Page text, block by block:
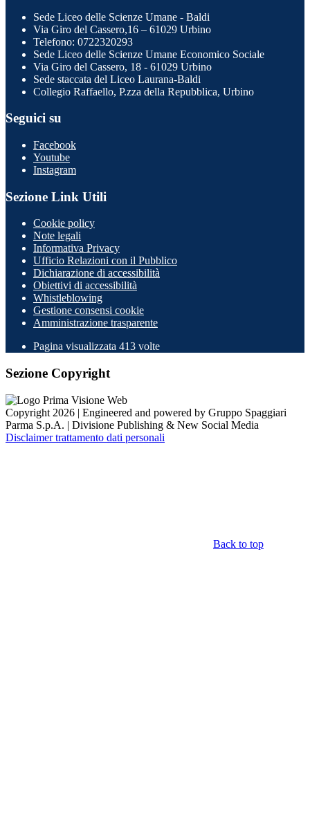
Sede Liceo delle Scienze Umane - Baldi
Via Giro del Cassero,16 – 61029 Urbino
Telefono: 0722320293
Sede Liceo delle Scienze Umane Economico Sociale
Via Giro del Cassero, 18 - 61029 Urbino
Sede staccata del Liceo Laurana-Baldi
Collegio Raffaello, P.zza della Repubblica, Urbino
Seguici su
Facebook
Youtube
Instagram
Sezione Link Utili
Cookie policy
Note legali
Informativa Privacy
Ufficio Relazioni con il Pubblico
Dichiarazione di accessibilità
Obiettivi di accessibilità
Whistleblowing
Gestione consensi cookie
Amministrazione trasparente
Pagina visualizzata 413 volte
Sezione Copyright
Copyright 2026 | Engineered and powered by Gruppo Spaggiari
Parma S.p.A. | Divisione Publishing & New Social Media
Disclaimer trattamento dati personali
Back to top